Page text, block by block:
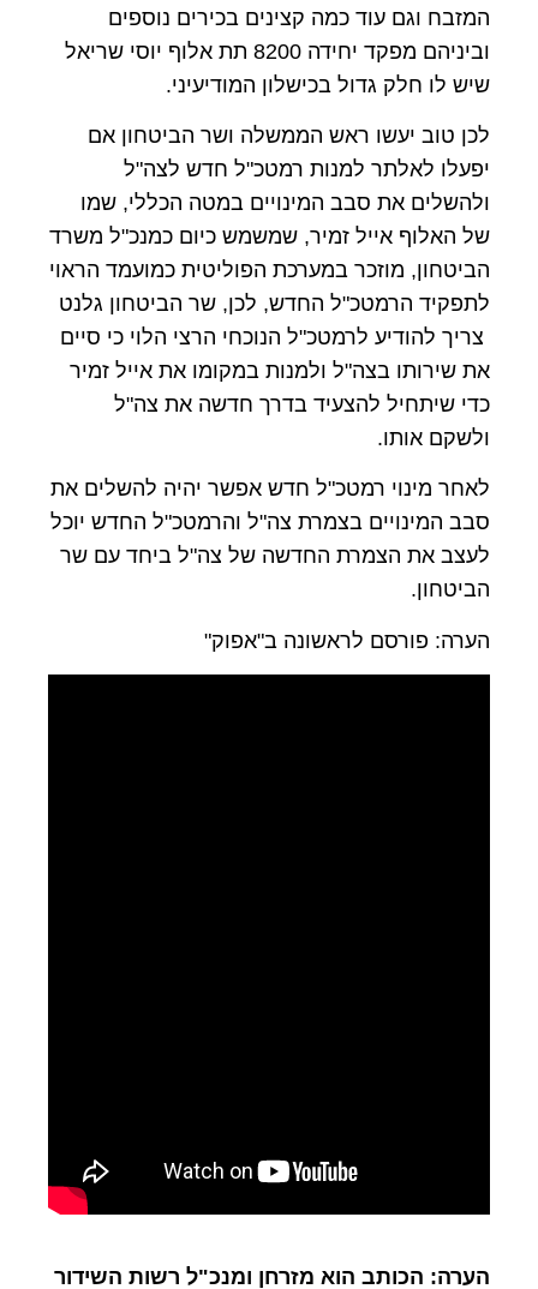
המזבח וגם עוד כמה קצינים בכירים נוספים
וביניהם מפקד יחידה 8200 תת אלוף יוסי שריאל
שיש לו חלק גדול בכישלון המודיעיני.
לכן טוב יעשו ראש הממשלה ושר הביטחון אם
יפעלו לאלתר למנות רמטכ"ל חדש לצה"ל
ולהשלים את סבב המינויים במטה הכללי, שמו
של האלוף אייל זמיר, שמשמש כיום כמנכ"ל משרד
הביטחון, מוזכר במערכת הפוליטית כמועמד הראוי
לתפקיד הרמטכ"ל החדש, לכן, שר הביטחון גלנט
צריך להודיע לרמטכ"ל הנוכחי הרצי הלוי כי סיים
את שירותו בצה"ל ולמנות במקומו את אייל זמיר
כדי שיתחיל להצעיד בדרך חדשה את צה"ל
ולשקם אותו.
לאחר מינוי רמטכ"ל חדש אפשר יהיה להשלים את
סבב המינויים בצמרת צה"ל והרמטכ"ל החדש יוכל
לעצב את הצמרת החדשה של צה"ל ביחד עם שר
הביטחון.
הערה: פורסם לראשונה ב"אפוק"
הערה: הכותב הוא מזרחן ומנכ"ל רשות השידור